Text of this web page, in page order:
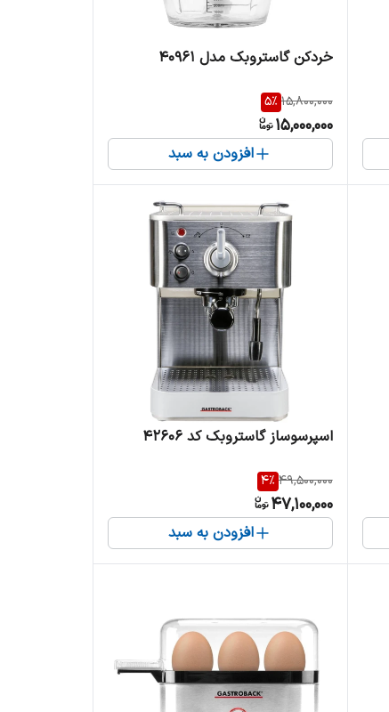
خردکن گاستروبک مدل 40961
15,800,000
5%
15,000,000
افزودن به سبد
اسپرسوساز گاستروبک کد 42606
49,500,000
4%
47,100,000
افزودن به سبد